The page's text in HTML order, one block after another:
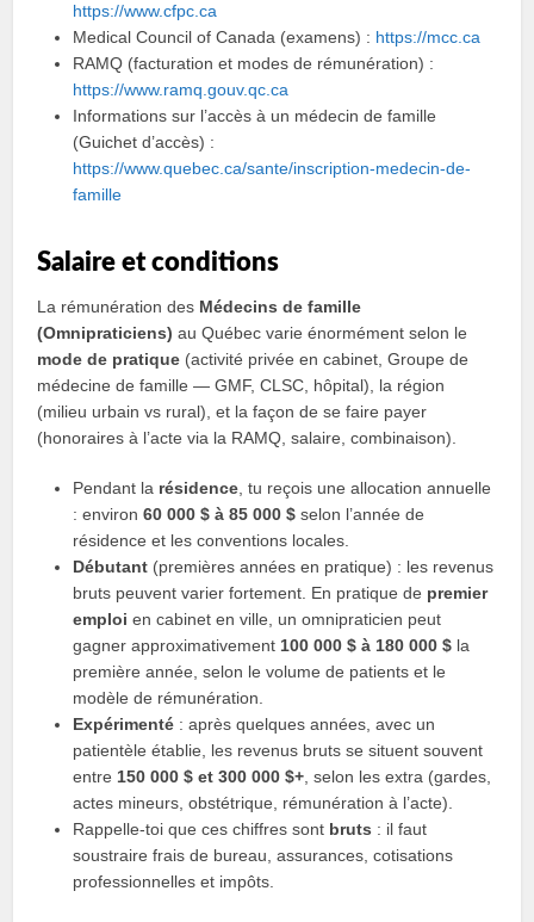
https://www.cfpc.ca
Medical Council of Canada (examens) : https://mcc.ca
RAMQ (facturation et modes de rémunération) :
https://www.ramq.gouv.qc.ca
Informations sur l’accès à un médecin de famille
(Guichet d’accès) :
https://www.quebec.ca/sante/inscription-medecin-de-
famille
Salaire et conditions
La rémunération des Médecins de famille
(Omnipraticiens) au Québec varie énormément selon le
mode de pratique (activité privée en cabinet, Groupe de
médecine de famille — GMF, CLSC, hôpital), la région
(milieu urbain vs rural), et la façon de se faire payer
(honoraires à l’acte via la RAMQ, salaire, combinaison).
Pendant la résidence , tu reçois une allocation annuelle
: environ60 000 $ à 85 000 $ selon l’année de
résidence et les conventions locales.
Débutant (premières années en pratique) : les revenus
bruts peuvent varier fortement. En pratique de premier
emploi en cabinet en ville, un omnipraticien peut
gagner approximativement 100 000 $ à 180 000 $ la
première année, selon le volume de patients et le
modèle de rémunération.
Expérimenté : après quelques années, avec un
patientèle établie, les revenus bruts se situent souvent
entre 150 000 $ et 300 000 $+ , selon les extra (gardes,
actes mineurs, obstétrique, rémunération à l’acte).
Rappelle-toi que ces chiffres sont bruts : il faut
soustraire frais de bureau, assurances, cotisations
professionnelles et impôts.